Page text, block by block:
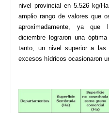
nivel provincial en 5.526 kg/
amplio rango de valores que
aproximadamente, ya que
diciembre lograron una
tanto, un nivel superior a las
excesos hídricos ocasionaron